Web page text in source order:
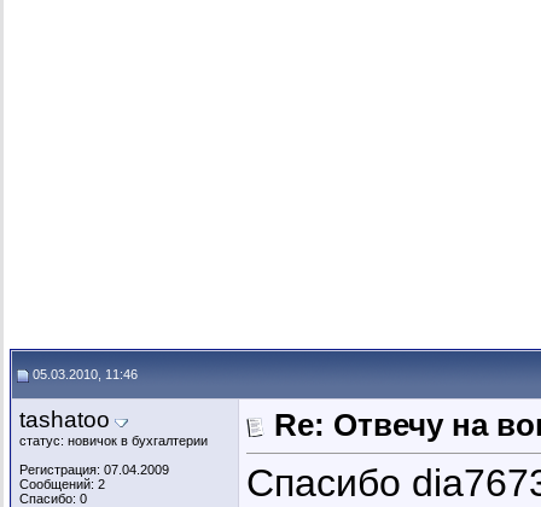
05.03.2010, 11:46
tashatoo
статус: новичок в бухгалтерии
Регистрация: 07.04.2009
Сообщений: 2
Спасибо: 0
Re: Отвечу на
Спасибо